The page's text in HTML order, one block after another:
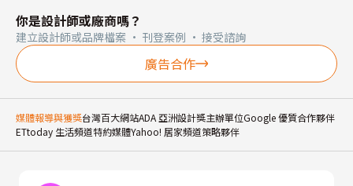
你是設計師或廠商嗎？
建立設計師或品牌檔案 · 刊登案例 · 接受諮詢
廣告合作
媒體報導與獲獎台灣百大網站ADA 亞洲設計獎主辦單位Google 優質合作夥伴
ETtoday 生活頻道特約媒體Yahoo! 居家頻道策略夥伴